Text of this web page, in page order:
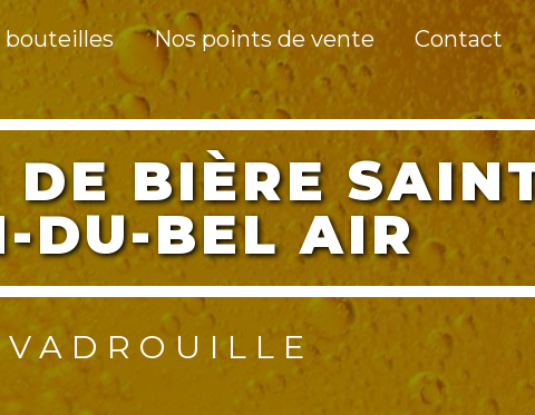
bouteilles Nos points de vente Contact
DU-BEL AIR